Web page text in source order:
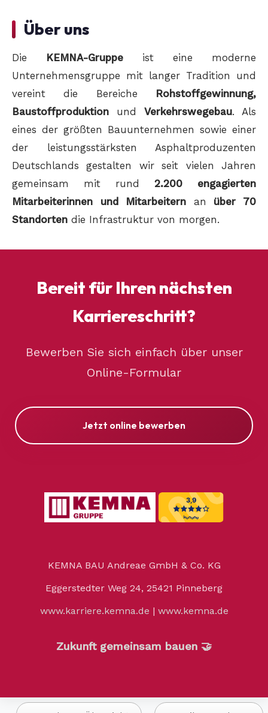
Über uns
Die KEMNA-Gruppe ist eine moderne
Unternehmensgruppe mit langer Tradition und
vereint die Bereiche Rohstoffgewinnung,
Baustoffproduktion und Verkehrswegebau. Als
eines der größten Bauunternehmen sowie einer
der leistungsstärksten Asphaltproduzenten
Deutschlands gestalten wir seit vielen Jahren
gemeinsam mit rund 2.200 engagierten
Mitarbeiterinnen und Mitarbeitern an über 70
Standorten die Infrastruktur von morgen.
Bereit für Ihren nächsten
Karriereschritt?
Bewerben Sie sich einfach über unser
Online-Formular
Jetzt online bewerben
KEMNA BAU Andreae GmbH & Co. KG
Eggerstedter Weg 24, 25421 Pinneberg
www.karriere.kemna.de | www.kemna.de
Zukunft gemeinsam bauen 🤝